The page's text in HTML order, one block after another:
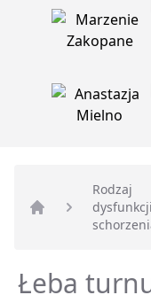
Strona główna
Rodzaj
Łeba